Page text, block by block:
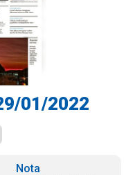
01/2022
Nota